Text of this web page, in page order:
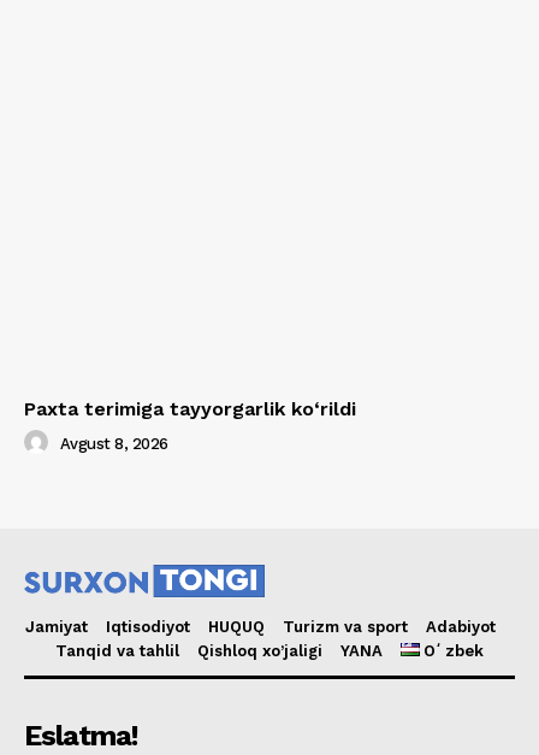
Paxta terimiga tayyorgarlik ko‘rildi
Avgust 8, 2026
Jamiyat Iqtisodiyot HUQUQ Turizm va sport
Adabiyot
Tanqid va tahlil
Qishloq xo’jaligi YANA Oʻzbek
Eslatma!